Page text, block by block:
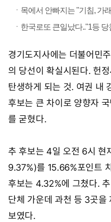
경기도지사에는 더불어민
의 당선이 확실시된다. 헌
탄생하게 되는 것. 여권 내
후보는 큰 차이로 양향자
를 굳혔다.
추 후보는 4일 오전 6시
9.37%)를 15.66%포인트
후보는 4.32%에 그쳤다.
단체 가운데 과천 등 3곳을
보였다.